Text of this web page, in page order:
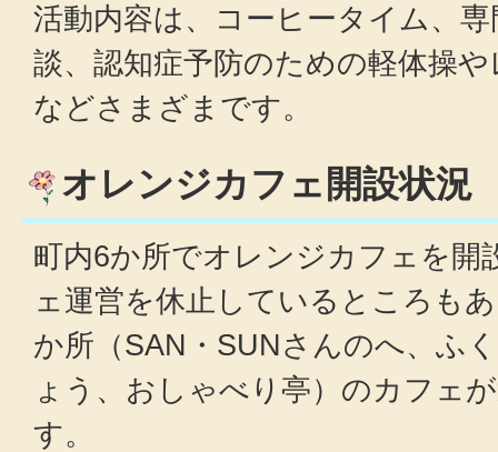
活動内容は、コーヒータイム、
談、認知症予防のための軽体操
などさまざまです。
オレンジカフェ開設状況
町内6か所でオレンジカフェを開
ェ運営を休止しているところも
か所（SAN・SUNさんのへ、ふ
ょう、おしゃべり亭）のカフェ
す。